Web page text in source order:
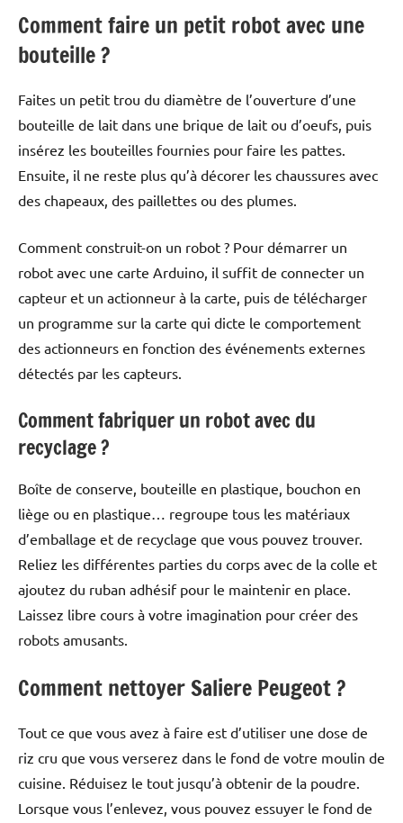
Comment faire un petit robot avec une
bouteille ?
Faites un petit trou du diamètre de l’ouverture d’une
bouteille de lait dans une brique de lait ou d’oeufs, puis
insérez les bouteilles fournies pour faire les pattes.
Ensuite, il ne reste plus qu’à décorer les chaussures avec
des chapeaux, des paillettes ou des plumes.
Comment construit-on un robot ? Pour démarrer un
robot avec une carte Arduino, il suffit de connecter un
capteur et un actionneur à la carte, puis de télécharger
un programme sur la carte qui dicte le comportement
des actionneurs en fonction des événements externes
détectés par les capteurs.
Comment fabriquer un robot avec du
recyclage ?
Boîte de conserve, bouteille en plastique, bouchon en
liège ou en plastique… regroupe tous les matériaux
d’emballage et de recyclage que vous pouvez trouver.
Reliez les différentes parties du corps avec de la colle et
ajoutez du ruban adhésif pour le maintenir en place.
Laissez libre cours à votre imagination pour créer des
robots amusants.
Comment nettoyer Saliere Peugeot ?
Tout ce que vous avez à faire est d’utiliser une dose de
riz cru que vous verserez dans le fond de votre moulin de
cuisine. Réduisez le tout jusqu’à obtenir de la poudre.
Lorsque vous l’enlevez, vous pouvez essuyer le fond de